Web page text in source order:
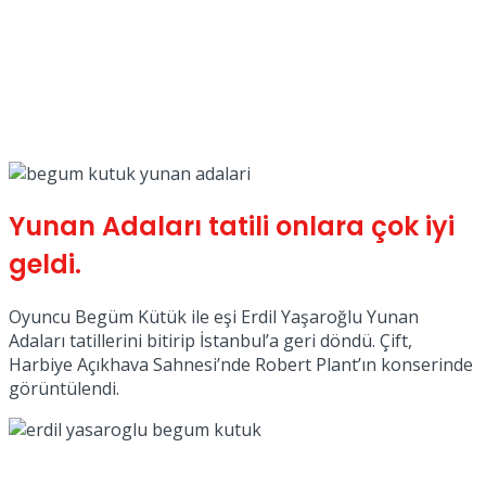
View All Result
Yunan Adaları tatili onlara çok iyi
geldi.
Oyuncu Begüm Kütük ile eşi Erdil Yaşaroğlu Yunan
Adaları tatillerini bitirip İstanbul’a geri döndü. Çift,
Harbiye Açıkhava Sahnesi’nde Robert Plant’ın konserinde
görüntülendi.